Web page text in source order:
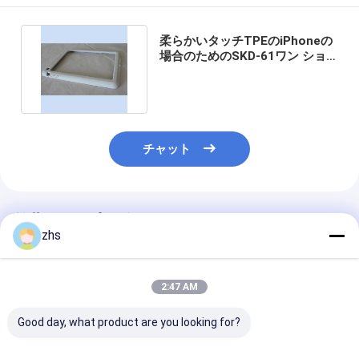
柔らかいタッチTPEのiPhoneの
場合のためのSKD-61ワン ショ
チャット
推薦されたプロダクト
zhs
2:47 AM
Good day, what product are you looking for?